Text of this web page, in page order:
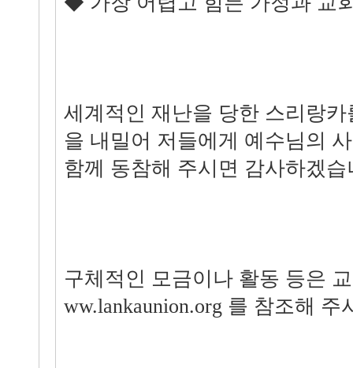
세계적인 재난을 당한 스리랑
을 내밀어 저들에게 예수님의
함께 동참해 주시면 감사하겠습
구체적인 모금이나 활동 등은
ww.lankaunion.org 를 참조해 주